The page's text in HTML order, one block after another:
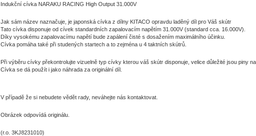
Indukční cívka NARAKU RACING High Output 31.000V
Jak sám název naznačuje, je japonská cívka z dílny KITACO opravdu laděný díl pro Váš skútr
Tato cívka disponuje od cívek standardních zapalovacím napětím 31.000V (standard cca. 16.000V).
Díky vysokému zapalovacímu napětí bude zapálení čisté s dosažením maximálního účinku.
Cívka pomáha také při studených startech a to zejména u 4 taktních skútrů.
Při výběru cívky překontrolujte vizuelně typ cívky kterou váš skútr disponuje, velice důležité jsou piny
Cívka se dá použít i jako náhrada za originální díl.
V případě že si nebudete vědět rady, neváhejte nás kontaktovat.
Obrázek odpovídá originálu.
(r.o. 3KJ8231010)